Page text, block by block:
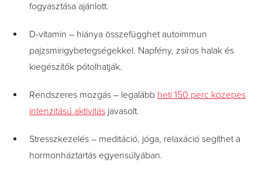
fogyasztása ajánlott.
D-vitamin – hiánya összefügghet autoimmun
pajzsmirigybetegségekkel. Napfény, zsíros halak és
kiegészítők pótolhatják.
Rendszeres mozgás – legalább heti 150 perc közepes
intenzitású aktivitás javasolt.
Stresszkezelés – meditáció, jóga, relaxáció segíthet a
hormonháztartás egyensúlyában.